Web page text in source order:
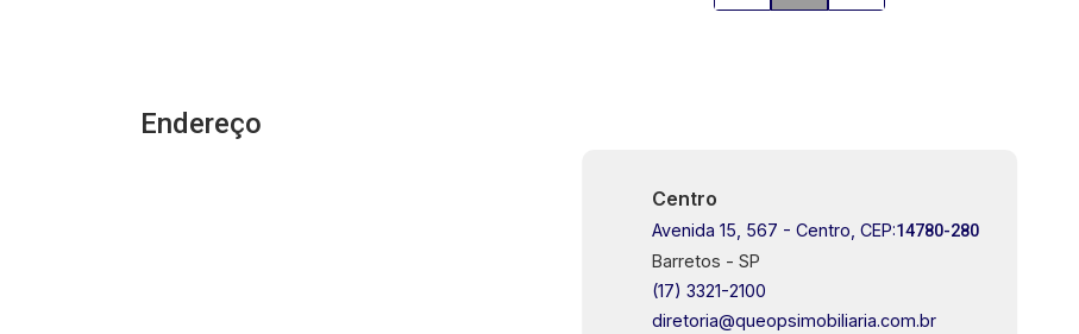
Endereço
Centro
Avenida 15, 567 - Centro, CEP:14780-280
Barretos - SP
(17) 3321-2100
diretoria@queopsimobiliaria.com.br